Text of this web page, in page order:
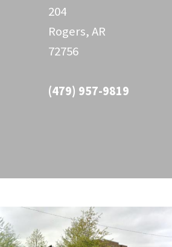
204
Rogers, AR
72756
(479) 957-9819